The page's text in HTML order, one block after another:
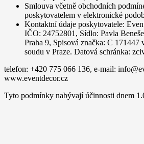
Smlouva včetně obchodních
poskytovatelem v elektronické
Kontaktní údaje poskytovatele:
IČO: 24752801, Sídlo: Pavla
Praha 9, Spisová značka: C 171447
soudu v Praze. Datová schránka:
telefon: +420 775 066 136, e-mail:
www.eventdecor.cz
Tyto podmínky nabývají účinnosti dnem